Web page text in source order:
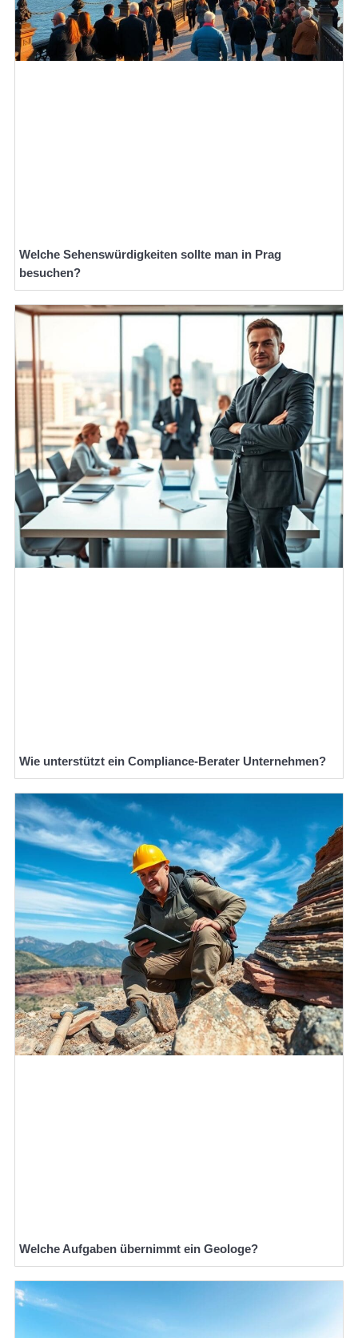
Welche Sehenswürdigkeiten sollte man in Prag
besuchen?
Wie unterstützt ein Compliance-Berater Unternehmen?
Welche Aufgaben übernimmt ein Geologe?